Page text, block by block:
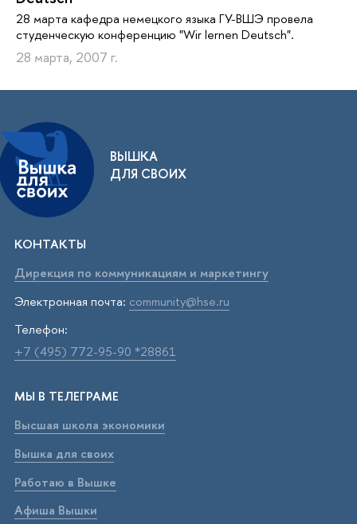
28 марта кафедра немецкого языка ГУ-ВШЭ провела
студенческую конференцию "Wir lernen Deutsch".
28 марта, 2007 г.
ВЫШКА
ДЛЯ СВОИХ
КОНТАКТЫ
Дирекция по коммуникациям и маркетингу
Электронная почта: community@hse.ru
Телефон:
+7 (495) 772-95-90 *28861
МЫ В ТЕЛЕГРАМЕ
Высшая школа экономики
Вышка для своих
Работаю в Вышке
Афиша Вышки